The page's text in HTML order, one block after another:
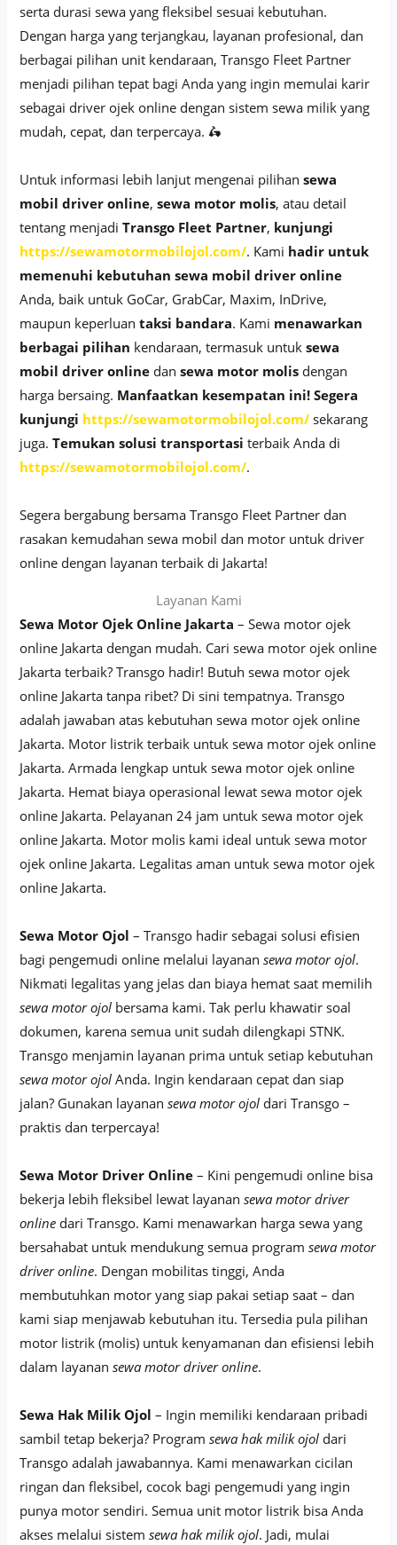
serta durasi sewa yang fleksibel sesuai kebutuhan.
Dengan harga yang terjangkau, layanan profesional, dan
berbagai pilihan unit kendaraan, Transgo Fleet Partner
menjadi pilihan tepat bagi Anda yang ingin memulai karir
sebagai driver ojek online dengan sistem sewa milik yang
mudah, cepat, dan terpercaya. 🛵
Untuk informasi lebih lanjut mengenai pilihansewa
mobil driver online,sewa motor molis, atau detail
tentang menjadiTransgo Fleet Partner, kunjungi
https://sewamotormobilojol.com/. Kami hadir untuk
memenuhi kebutuhan sewa mobil driver online
Anda, baik untuk GoCar, GrabCar, Maxim, InDrive,
maupun keperluantaksi bandara. Kami menawarkan
berbagai pilihan kendaraan, termasuk untuksewa
mobil driver online dansewa motor molis dengan
harga bersaing. Manfaatkan kesempatan ini! Segera
kunjungi https://sewamotormobilojol.com/ sekarang
juga.Temukan solusi transportasi terbaik Anda di
https://sewamotormobilojol.com/.
Segera bergabung bersama Transgo Fleet Partner dan
rasakan kemudahan sewa mobil dan motor untuk driver
online dengan layanan terbaik di Jakarta!
Layanan Kami
Sewa Motor Ojek Online Jakarta – Sewa motor ojek
online Jakarta dengan mudah. Cari sewa motor ojek online
Jakarta terbaik? Transgo hadir! Butuh sewa motor ojek
online Jakarta tanpa ribet? Di sini tempatnya. Transgo
adalah jawaban atas kebutuhan sewa motor ojek online
Jakarta. Motor listrik terbaik untuk sewa motor ojek online
Jakarta. Armada lengkap untuk sewa motor ojek online
Jakarta. Hemat biaya operasional lewat sewa motor ojek
online Jakarta. Pelayanan 24 jam untuk sewa motor ojek
online Jakarta. Motor molis kami ideal untuk sewa motor
ojek online Jakarta. Legalitas aman untuk sewa motor ojek
online Jakarta.
Sewa Motor Ojol – Transgo hadir sebagai solusi efisien
bagi pengemudi online melalui layanansewa motor ojol.
Nikmati legalitas yang jelas dan biaya hemat saat memilih
sewa motor ojol bersama kami. Tak perlu khawatir soal
dokumen, karena semua unit sudah dilengkapi STNK.
Transgo menjamin layanan prima untuk setiap kebutuhan
sewa motor ojol Anda. Ingin kendaraan cepat dan siap
jalan? Gunakan layanansewa motor ojol dari Transgo –
praktis dan terpercaya!
Sewa Motor Driver Online– Kini pengemudi online bisa
bekerja lebih fleksibel lewat layanansewa motor driver
online dari Transgo. Kami menawarkan harga sewa yang
bersahabat untuk mendukung semua programsewa motor
driver online. Dengan mobilitas tinggi, Anda
membutuhkan motor yang siap pakai setiap saat – dan
kami siap menjawab kebutuhan itu. Tersedia pula pilihan
motor listrik (molis) untuk kenyamanan dan efisiensi lebih
dalam layanansewa motor driver online.
Sewa Hak Milik Ojol– Ingin memiliki kendaraan pribadi
sambil tetap bekerja? Programsewa hak milik ojol dari
Transgo adalah jawabannya. Kami menawarkan cicilan
ringan dan fleksibel, cocok bagi pengemudi yang ingin
punya motor sendiri. Semua unit motor listrik bisa Anda
akses melalui sistemsewa hak milik ojol. Jadi, mulai